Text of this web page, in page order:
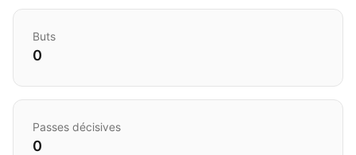
Buts
0
Passes décisives
0